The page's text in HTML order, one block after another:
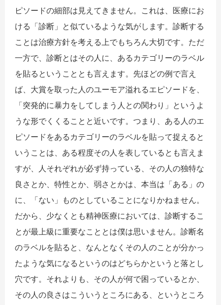
ピソードの細部は見えてきません。これは、医療にお
ける「診断」と似ているような気がします。診断する
ことは治療方針を考える上でもちろん大切です。ただ
一方で、診断とはその人に、あるカテゴリーのラベル
を貼るということとも言えます。先ほどの例で言え
ば、大賞を取った人のユーモア溢れるエピソードを、
「突発的に暴力をしてしまう人との関わり」というよ
うな形でくくることと近いです。つまり、ある人のエ
ピソードをあるカテゴリーのラベルを貼って捉えると
いうことは、ある程度その人を表しているとも言えま
すが、人それぞれが必ず持っている、その人の独特な
良さとか、特性とか、弱さとかは、本当は「ある」の
に、「ない」ものとしていることになりかねません。
だから、少なくとも精神医療においては、診断するこ
とが最上級に重要なこととは僕は思いません。診断名
のラベルを貼ると、なんとなくその人のことが分かっ
たような気になるというのはどちらかというと落とし
穴です。それよりも、その人が何で困っているとか、
その人の良さはこういうところにある、というところ